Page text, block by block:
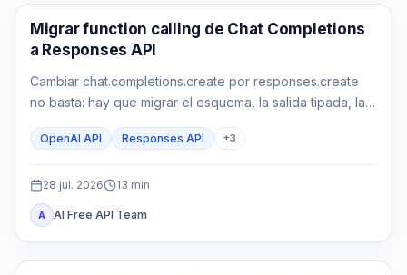
Guía de API
Migrar function calling de Chat Completions
a Responses API
Cambiar chat.completions.create por responses.create
no basta: hay que migrar el esquema, la salida tipada, la
OpenAI API Responses API +3
28 jul. 2026 13 min
A AI Free API Team